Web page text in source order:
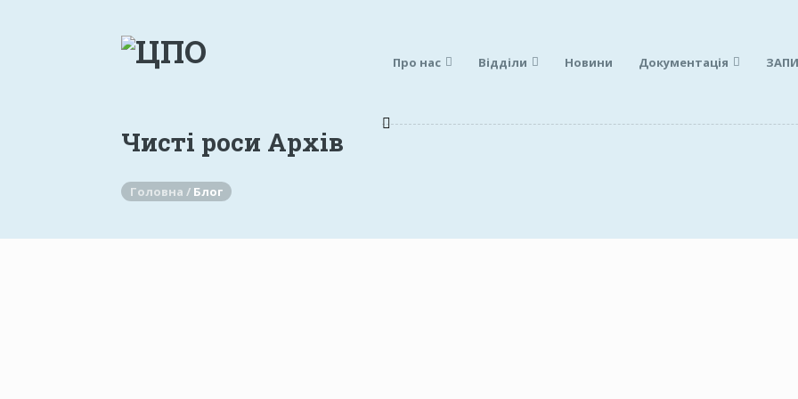
Про нас Відділи Новини Документація
Чисті роси Архів
Головна / Блог